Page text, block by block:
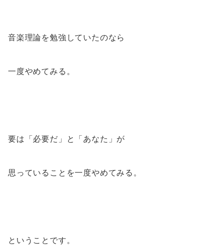
音楽理論を勉強していたのなら
一度やめてみる。
要は「必要だ」と「あなた」が
思っていることを一度やめてみる。
ということです。